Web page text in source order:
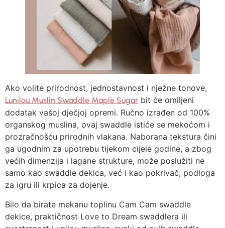
Ako volite prirodnost, jednostavnost i nježne tonove,
Lunilou Muslin Swaddle Maple Sugar bit će omiljeni
dodatak vašoj dječjoj opremi. Ručno izrađen od 100%
organskog muslina, ovaj swaddle ističe se mekoćom i
prozračnošću prirodnih vlakana. Naborana tekstura čini
ga ugodnim za upotrebu tijekom cijele godine, a zbog
većih dimenzija i lagane strukture, može poslužiti ne
samo kao swaddle dekica, već i kao pokrivač, podloga
za igru ili krpica za dojenje.
Bilo da birate mekanu toplinu Cam Cam swaddle
dekice, praktičnost Love to Dream swaddlera ili